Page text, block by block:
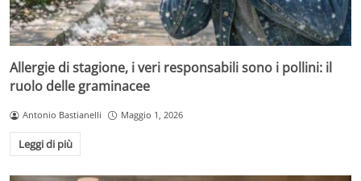
Allergie di stagione, i veri responsabili sono i pollini: il
ruolo delle graminacee
Antonio Bastianelli Maggio 1, 2026
Leggi di più